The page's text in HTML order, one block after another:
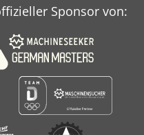
Sponsor von: